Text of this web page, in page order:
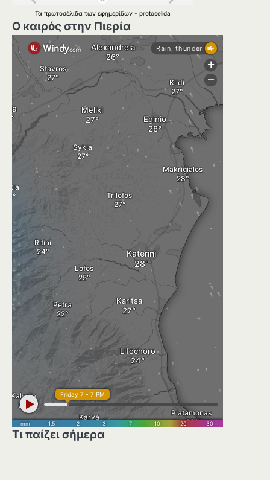
Τα πρωτοσέλιδα των εφημερίδων - protoselida
Ο καιρός στην Πιερία
Τι παίζει σήμερα